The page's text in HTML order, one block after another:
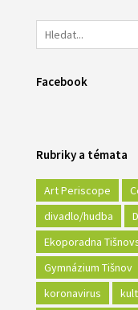
Facebook
Rubriky a témata
Art Periscope
divadlo/hudba
Ekoporadna
Gymnázium Tišnov
koronavirus